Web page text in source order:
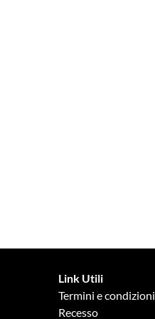
Link Utili
Termini e condizioni
Recesso